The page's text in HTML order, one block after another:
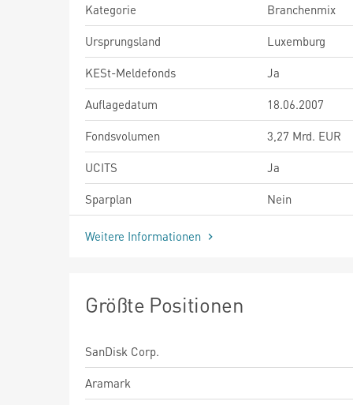
Kategorie
Branchenmix
Ursprungsland
Luxemburg
KESt-Meldefonds
Ja
Auflagedatum
18.06.2007
Fondsvolumen
3,27 Mrd. EUR
UCITS
Ja
Sparplan
Nein
Weitere Informationen
Größte Positionen
SanDisk Corp.
Aramark